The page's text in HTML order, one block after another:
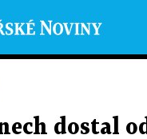
dostal